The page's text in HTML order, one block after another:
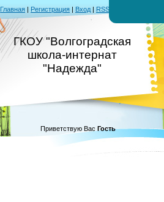
Главная | Регистрация | Вход | RSS
ГКОУ "Волгоградская
школа-интернат
"Надежда"
Приветствую Вас Гость